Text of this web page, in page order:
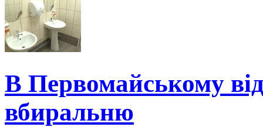
В Первомайському
вбиральню